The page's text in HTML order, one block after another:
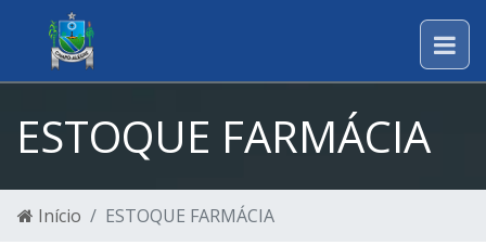
ESTOQUE FARMÁCIA
Início ESTOQUE FARMÁCIA